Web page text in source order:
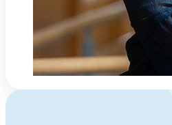
Har du spørsmål om